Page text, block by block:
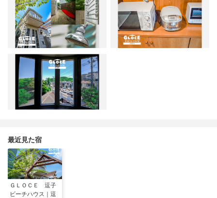
最近見た宿
ＧＬＯＣＥ 逗子
ビーチハウス｜逗